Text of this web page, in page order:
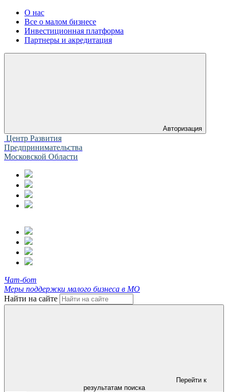
О нас
Все о малом бизнесе
Инвестиционная платформа
Партнеры и акредитация
Авторизация
Центр Развития
Предпринимательства
Московской Области
Чат-бот
Меры поддержки малого бизнеса в МО
Найти на сайте
Перейти к
результатам поиска